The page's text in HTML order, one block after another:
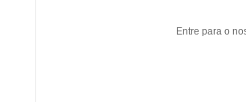
Entre para o